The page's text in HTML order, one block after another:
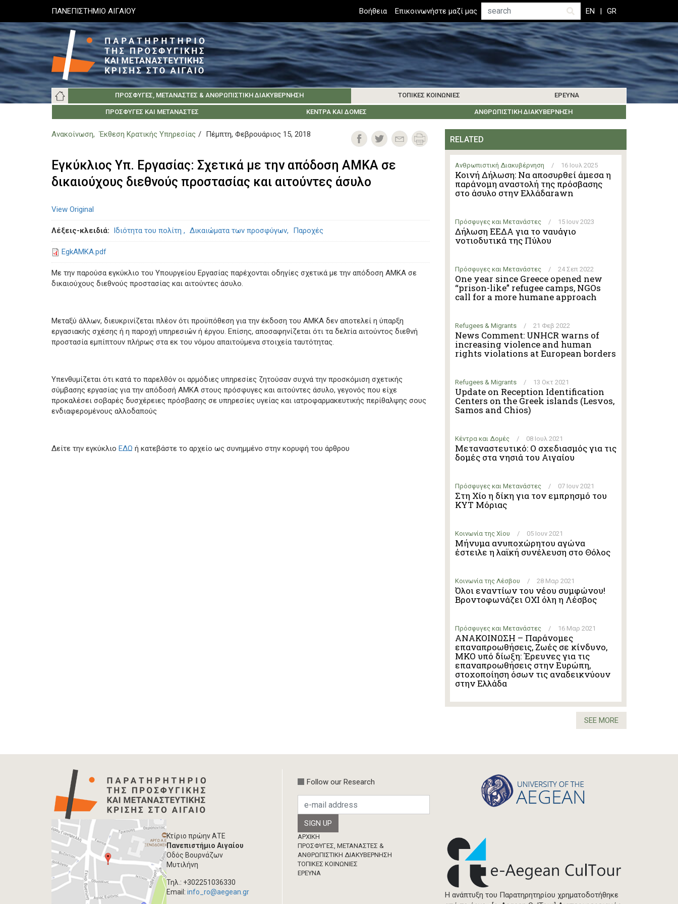
το
κυρίως
περιεχόμενο
ΠΑΝΕΠΙΣΤΗΜΙΟ ΑΙΓΑΙΟΥ
Top
Header
Menu
Βοήθεια Επικοινωνήστε μαζί μας Αναζήτηση EN GR
Main
navigation
ΣΧΕΤΙΚΆ ΕΝΗΜΕΡΏΣΕΙΣ ΕΚΔΗΛΏΣΕΙΣ
ΠΡΌΣΦΥΓΕΣ, ΜΕΤΑΝΆΣΤΕΣ & ΑΝΘΡΩΠΙΣΤΙΚΉ ΔΙΑΚΥΒΈΡΝΗΣΗ
ΠΡΌΣΦΥΓΕΣ ΚΑΙ ΜΕΤΑΝΆΣΤΕΣ ΚΈΝΤΡΑ ΚΑΙ ΔΟΜΈΣ ΑΝΘΡΩΠΙΣΤΙΚΉ ΔΙΑΚΥΒΈΡΝΗΣΗ
ΤΟΠΙΚΈΣ ΚΟΙΝΩΝΊΕΣ
ΚΟΙΝΩΝΊΑ ΤΗΣ ΛΈΣΒΟΥ ΚΟΙΝΩΝΊΑ ΤΗΣ ΧΊΟΥ ΚΟΙΝΩΝΊΑ ΤΗΣ ΣΆΜΟΥ ΚΟΙΝΩΝΊΑ ΤΗΣ ΛΈΡΟΥ ΆΛΛΑ ΝΗΣΙΆ
ΈΡΕΥΝΑ
ΠΑΝΕΠΙΣΤΉΜΙΟ ΑΙΓΑΊΟΥ ΕΛΛΗΝΙΚΆ ΙΔΡΎΜΑΤΑ & ΦΟΡΕΊΣ ΙΔΡΎΜΑΤΑ & ΦΟΡΕΊΣ ΤΟΥ ΕΞΩΤΕΡΙΚΟΎ ΒΙΒΛΙΟΓΡΑΦΊΑ ΕΝΗΜΕΡΏΣΕΙΣ ΈΡΕΥΝΑΣ
Ανακοίνωση Έκθεση Κρατικής Υπηρεσίας Πέμπτη, Φεβρουάριος 15, 2018
Εγκύκλιος Υπ. Εργασίας: Σχετικά με την απόδοση ΑΜΚΑ σε
δικαιούχους διεθνούς προστασίας και αιτούντες άσυλο
View Original
Λέξεις-κλειδιά Ιδιότητα του πολίτη Δικαιώματα των προσφύγων Παροχές
EgkAMKA.pdf
Με την παρούσα εγκύκλιο του Υπουργείου Εργασίας παρέχονται οδηγίες σχετικά με την απόδοση ΑΜΚΑ σε
δικαιούχους διεθνούς προστασίας και αιτούντες άσυλο.
Μεταξύ άλλων, διευκρινίζεται πλέον ότι προϋπόθεση για την έκδοση του ΑΜΚΑ δεν αποτελεί η ύπαρξη
εργασιακής σχέσης ή η παροχή υπηρεσιών ή έργου. Επίσης, αποσαφηνίζεται ότι τα δελτία αιτούντος διεθνή
προστασία εμπίπτουν πλήρως στα εκ του νόμου απαιτούμενα στοιχεία ταυτότητας.
Υπενθυμίζεται ότι κατά το παρελθόν οι αρμόδιες υπηρεσίες ζητούσαν συχνά την προσκόμιση σχετικής
σύμβασης εργασίας για την απόδοσή ΑΜΚΑ στους πρόσφυγες και αιτούντες άσυλο, γεγονός που είχε
προκαλέσει σοβαρές δυσχέρειες πρόσβασης σε υπηρεσίες υγείας και ιατροφαρμακευτικής περίθαλψης σους
ενδιαφερομένους αλλοδαπούς
Δείτε την εγκύκλιο ΕΔΩ ή κατεβάστε το αρχείο ως συνημμένο στην κορυφή του άρθρου
RELATED
Ανθρωπιστική Διακυβέρνηση / 16 Ιουλ 2025
Κοινή Δήλωση: Να αποσυρθεί άμεσα η
παράνομη αναστολή της πρόσβασης
στο άσυλο στην Ελλάδαrawn
Πρόσφυγες και Μετανάστες / 15 Ιουν 2023
Δήλωση ΕΕΔΑ για το ναυάγιο
νοτιοδυτικά της Πύλου
Πρόσφυγες και Μετανάστες / 24 Σεπ 2022
One year since Greece opened new
“prison-like” refugee camps, NGOs
call for a more humane approach
Refugees & Migrants / 21 Φεβ 2022
News Comment: UNHCR warns of
increasing violence and human
rights violations at European borders
Refugees & Migrants / 13 Οκτ 2021
Update on Reception Identification
Centers on the Greek islands (Lesvos,
Samos and Chios)
Κέντρα και Δομές / 08 Ιουλ 2021
Μεταναστευτικό: Ο σχεδιασμός για τις
δομές στα νησιά του Αιγαίου
Πρόσφυγες και Μετανάστες / 07 Ιουν 2021
Στη Χίο η δίκη για τον εμπρησμό του
ΚΥΤ Μόριας
Κοινωνία της Χίου / 05 Ιουν 2021
Μήνυμα ανυποχώρητου αγώνα
έστειλε η λαϊκή συνέλευση στο Θόλος
Κοινωνία της Λέσβου / 28 Μαρ 2021
Όλοι εναντίων του νέου συμφώνου!
Βροντοφωνάζει ΟΧΙ όλη η Λέσβος
Πρόσφυγες και Μετανάστες / 16 Μαρ 2021
ΑΝΑΚΟΙΝΩΣΗ – Παράνομες
επαναπροωθήσεις, Ζωές σε κίνδυνο,
ΜΚΟ υπό δίωξη: Έρευνες για τις
επαναπροωθήσεις στην Ευρώπη,
στοχοποίηση όσων τις αναδεικνύουν
στην Ελλάδα
SEE MORE
Κτίριο πρώην ΑΤΕ
Πανεπιστήμιο Αιγαίου
Οδός Βουρνάζων
Μυτιλήνη
Τηλ.: +302251036330
Email:info_ro@aegean.gr
Follow our Research
Footer
ΑΡΧΙΚΗ
ΠΡΟΣΦΥΓΕΣ, ΜΕΤΑΝΑΣΤΕΣ &
ΑΝΘΡΩΠΙΣΤΙΚΗ ΔΙΑΚΥΒΕΡΝΗΣΗ
ΤΟΠΙΚΕΣ ΚΟΙΝΩΝΙΕΣ
ΈΡΕΥΝΑ
Η ανάπτυξη του Παρατηρητηρίου χρηματοδοτήθηκε